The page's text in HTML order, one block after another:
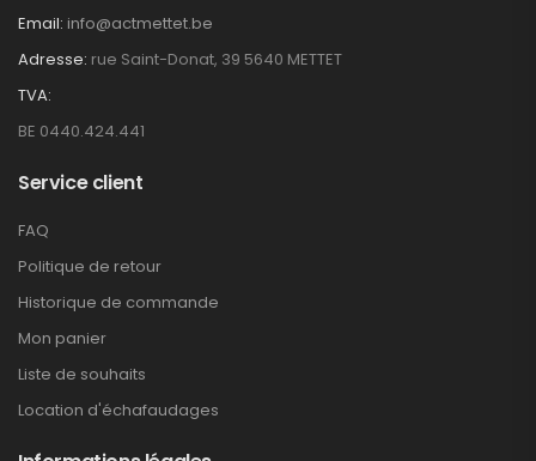
Email: info@actmettet.be
Adresse: rue Saint-Donat, 39 5640 METTET
TVA:
BE 0440.424.441
Service client
FAQ
Politique de retour
Historique de commande
Mon panier
Liste de souhaits
Location d'échafaudages